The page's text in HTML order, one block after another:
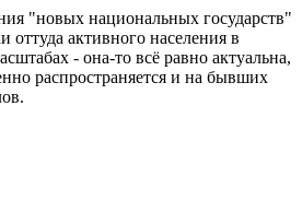
"новых национальных государств"
оттуда активного населения в
- она-то всё равно актуальна,
распространяется и на бывших